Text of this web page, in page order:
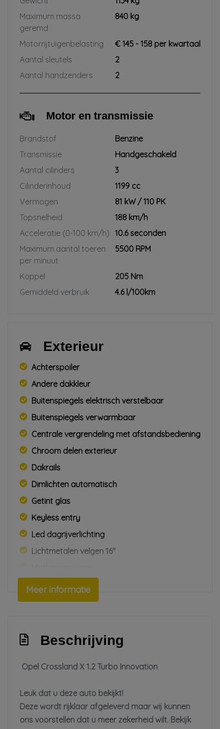
Maximum massa
geremd
840 kg
Motorrijtuigenbelasting
€ 145 - 158 per kwartaal
Aantal sleutels
2
Aantal handzenders
2
Motor en transmissie
Brandstof
Benzine
Transmissie
Handgeschakeld
Aantal cilinders
3
Cilinderinhoud
1199 cc
Vermogen
81 kW / 110 PK
Topsnelheid
188 km/h
Acceleratie (0-100 km/h) 10.6 seconden
Maximum aantal toeren
per minuut
5500 RPM
Koppel
205 Nm
Gemiddeld verbruik
4.6 l/100km
Exterieur
Achterspoiler
Andere dakkleur
Buitenspiegels elektrisch verstelbaar
Buitenspiegels verwarmbaar
Centrale vergrendeling met afstandsbediening
Chroom delen exterieur
Dakrails
Dimlichten automatisch
Getint glas
Keyless entry
Led dagrijverlichting
Lichtmetalen velgen 16"
Parkeersensor achter
Parkeersensor voor en achter
Warmtewerende voorruit
Airco automatisch
Armsteun voor
Meer informatie
Beschrijving
Opel Crossland X 1.2 Turbo Innovation
Leuk dat u deze auto bekijkt!
Deze wordt rijklaar afgeleverd maar wij kunnen
ons voorstellen dat u meer zekerheid wilt. Bekijk